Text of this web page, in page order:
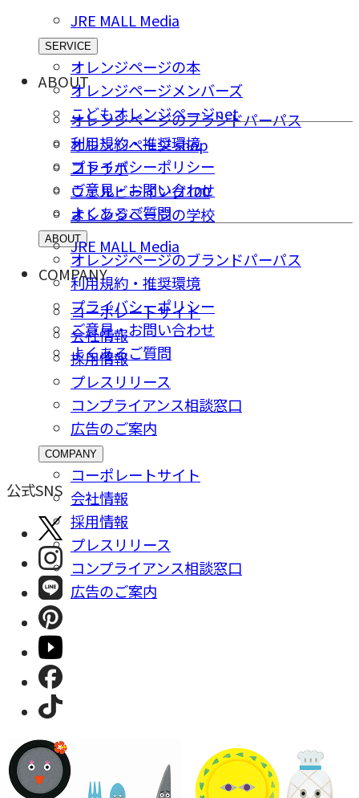
JRE MALL Media
SERVICE
オレンジページの本
オレンジページメンバーズ
こどもオレンジページnet
オレンジページ shop
コトラボ
ウェルビーイング100
オレンジページの学校
JRE MALL Media
ABOUT
オレンジページのブランドパーパス
利用規約・推奨環境
プライバシーポリシー
ご意⾒・お問い合わせ
よくあるご質問
ABOUT
オレンジページのブランドパーパス
利用規約・推奨環境
プライバシーポリシー
ご意⾒・お問い合わせ
よくあるご質問
COMPANY
コーポレートサイト
会社情報
採⽤情報
プレスリリース
コンプライアンス相談窓⼝
広告のご案内
COMPANY
コーポレートサイト
会社情報
採⽤情報
プレスリリース
コンプライアンス相談窓⼝
広告のご案内
公式SNS